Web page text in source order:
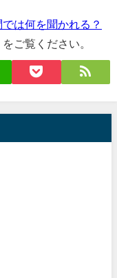
は何を聞かれる？
をご覧ください。